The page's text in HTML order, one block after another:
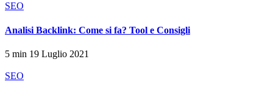
SEO
Analisi Backlink: Come si fa? Tool e Consigli
5 min 19 Luglio 2021
SEO